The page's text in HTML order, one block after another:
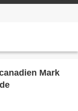
Mark